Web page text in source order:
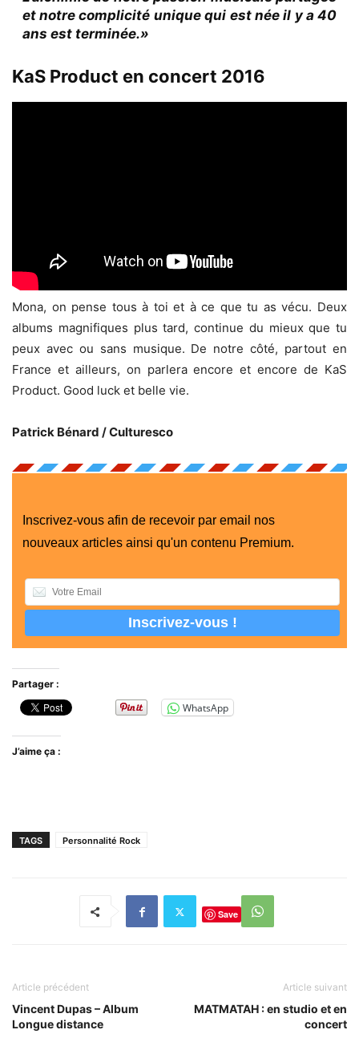
et notre complicité unique qui est née il y a 40
ans est terminée.»
KaS Product en concert 2016
Mona, on pense tous à toi et à ce que tu as vécu. Deux
albums magnifiques plus tard, continue du mieux que tu
peux avec ou sans musique. De notre côté, partout en
France et ailleurs, on parlera encore et encore de KaS
Product. Good luck et belle vie.
Patrick Bénard / Culturesco
Inscrivez-vous afin de recevoir par email nos
nouveaux articles ainsi qu'un contenu Premium.
Partager :
WhatsApp
J’aime ça :
TAGS Personnalité Rock
Save
Article précédent
Vincent Dupas – Album
Longue distance
Article suivant
MATMATAH : en studio et en
concert